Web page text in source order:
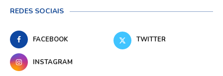
REDES SOCIAIS
FACEBOOK TWITTER
INSTAGRAM